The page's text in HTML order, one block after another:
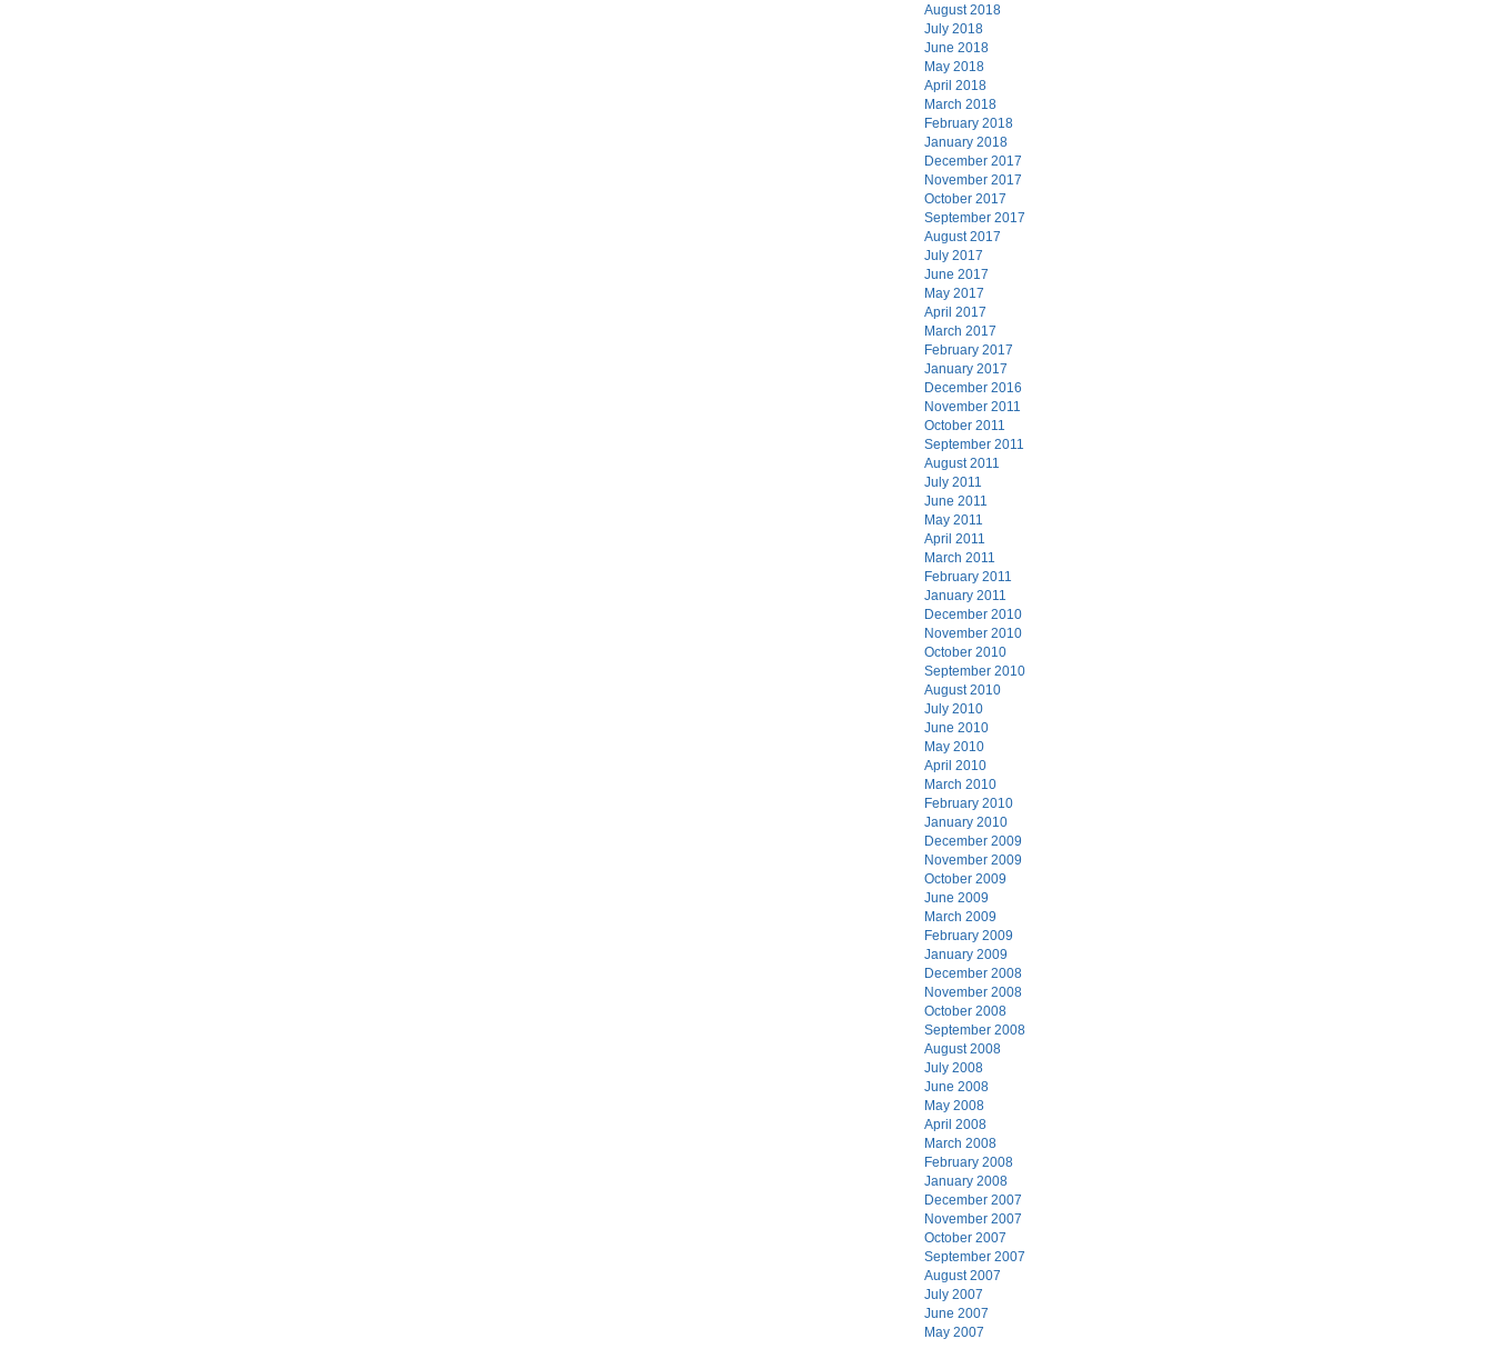
August 2018
July 2018
June 2018
May 2018
April 2018
March 2018
February 2018
January 2018
December 2017
November 2017
October 2017
September 2017
August 2017
July 2017
June 2017
May 2017
April 2017
March 2017
February 2017
January 2017
December 2016
November 2011
October 2011
September 2011
August 2011
July 2011
June 2011
May 2011
April 2011
March 2011
February 2011
January 2011
December 2010
November 2010
October 2010
September 2010
August 2010
July 2010
June 2010
May 2010
April 2010
March 2010
February 2010
January 2010
December 2009
November 2009
October 2009
June 2009
March 2009
February 2009
January 2009
December 2008
November 2008
October 2008
September 2008
August 2008
July 2008
June 2008
May 2008
April 2008
March 2008
February 2008
January 2008
December 2007
November 2007
October 2007
September 2007
August 2007
July 2007
June 2007
May 2007